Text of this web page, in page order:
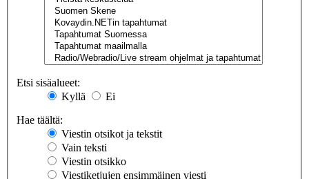
Etsi sisäalueet:
Kyllä
Ei
Hae täältä:
Viestin otsikot ja tekstit
Vain teksti
Viestin otsikko
Viestiketjujen ensimmäinen viesti